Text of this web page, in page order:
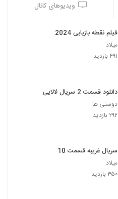
ویدیوهای کانال
فیلم نقطه بازیابی 2024
میلاد
۴۹۱ بازدید
دانلود قسمت 2 سریال لالایی
دوستی ها
۲۹۲ بازدید
سریال غریبه قسمت 10
میلاد
۳۵۰ بازدید